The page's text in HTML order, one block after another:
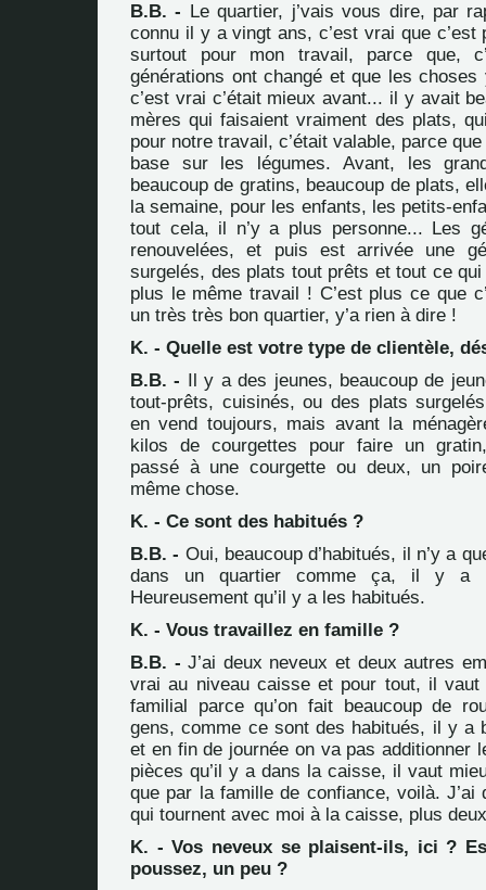
B.B. - Le quartier, j’vais vous dire, par
connu il y a vingt ans, c’est vrai que c’est
surtout pour mon travail, parce que,
générations ont changé et que les
c’est vrai c’était mieux avant... il y avait
mères qui faisaient vraiment des plats,
pour notre travail, c’était valable, parce
base sur les légumes. Avant, les
beaucoup de gratins, beaucoup de plats,
la semaine, pour les enfants, les petits-
tout cela, il n’y a plus personne... Les
renouvelées, et puis est arrivée une
surgelés, des plats tout prêts et tout ce qui
plus le même travail ! C’est plus ce que
un très très bon quartier, y’a rien à dire !
K. - Quelle est votre type de clientèle,
B.B. - Il y a des jeunes, beaucoup de
tout-prêts, cuisinés, ou des plats
en vend toujours, mais avant la
kilos de courgettes pour faire un gratin,
passé à une courgette ou deux, un
même chose.
K. - Ce sont des habitués ?
B.B. - Oui, beaucoup d’habitués, il n’y a
dans un quartier comme ça, il y a
Heureusement qu’il y a les habitués.
K. - Vous travaillez en famille ?
B.B. - J’ai deux neveux et deux autres
vrai au niveau caisse et pour tout, il
familial parce qu’on fait beaucoup de
gens, comme ce sont des habitués, il y a
et en fin de journée on va pas additionner
pièces qu’il y a dans la caisse, il vaut
que par la famille de confiance, voilà. J’ai
qui tournent avec moi à la caisse, plus
K. - Vos neveux se plaisent-ils, ici ?
poussez, un peu ?